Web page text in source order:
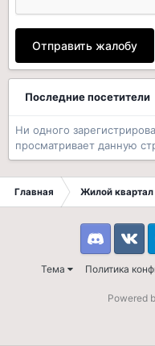
Отправить жалобу
Последние посетители
Ни одного
просматривает данную
Главная Жилой квартал
Тема Политика
DiscordVK
Powered